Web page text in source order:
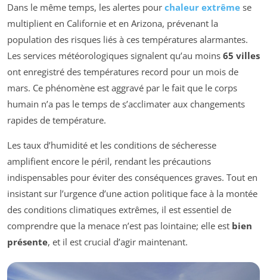
Dans le même temps, les alertes pour chaleur extrême se
multiplient en Californie et en Arizona, prévenant la
population des risques liés à ces températures alarmantes.
Les services météorologiques signalent qu’au moins 65 villes
ont enregistré des températures record pour un mois de
mars. Ce phénomène est aggravé par le fait que le corps
humain n’a pas le temps de s’acclimater aux changements
rapides de température.
Les taux d’humidité et les conditions de sécheresse
amplifient encore le péril, rendant les précautions
indispensables pour éviter des conséquences graves. Tout en
insistant sur l’urgence d’une action politique face à la montée
des conditions climatiques extrêmes, il est essentiel de
comprendre que la menace n’est pas lointaine; elle est bien
présente, et il est crucial d’agir maintenant.